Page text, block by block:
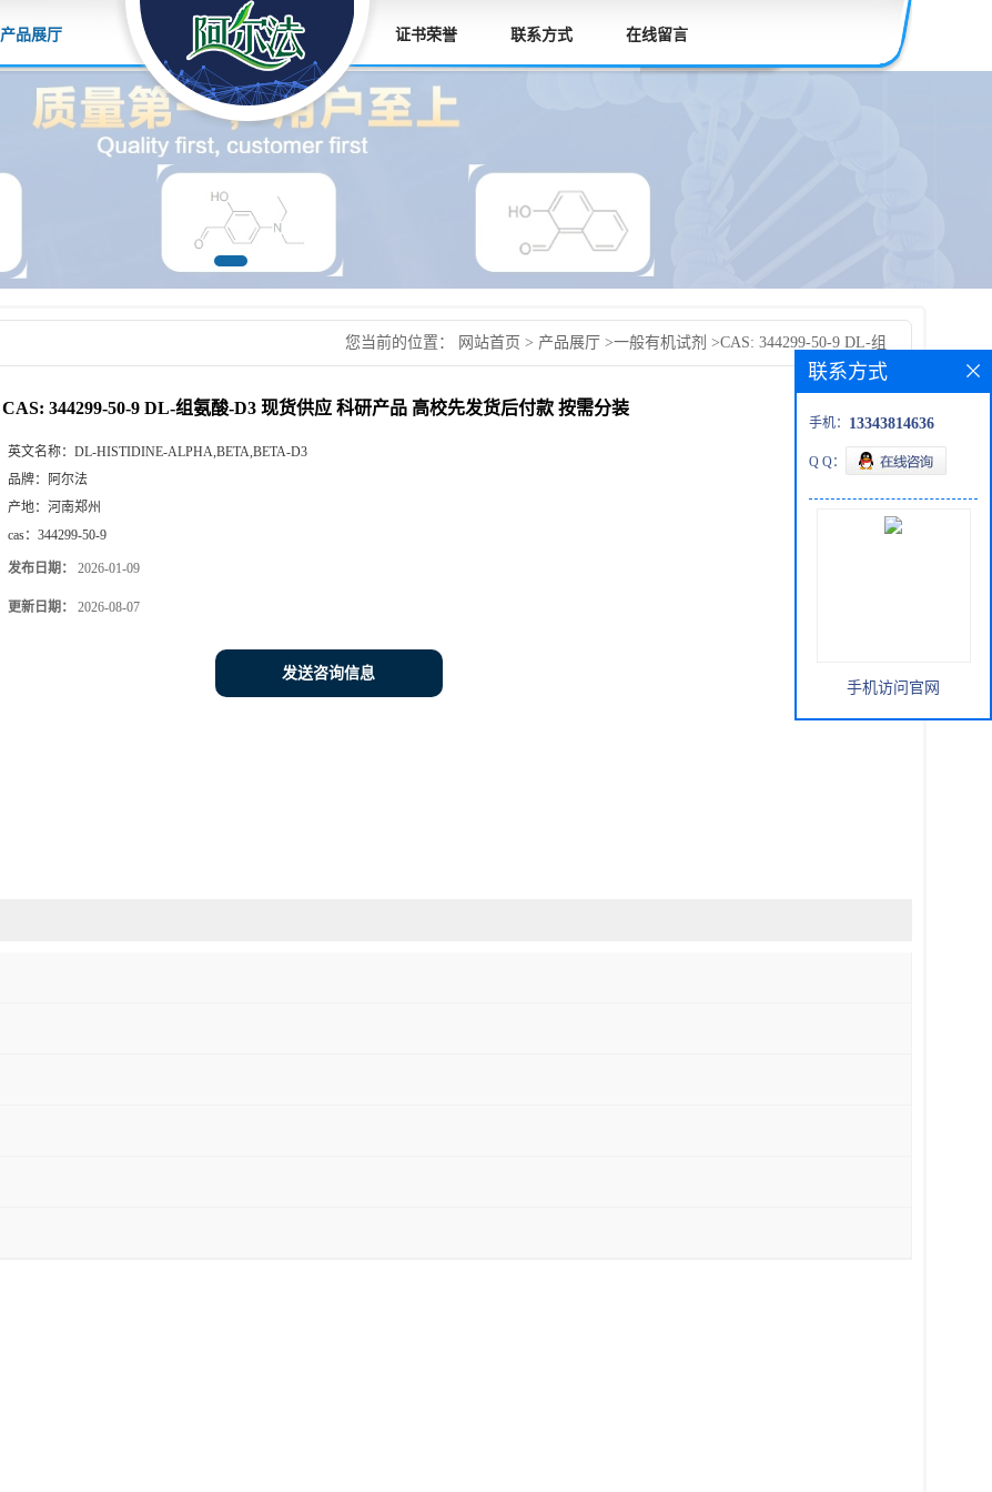
产品展厅 证书荣誉 联系方式 在线留言
您当前的位置： 网站首页 > 产品展厅 >一般有机试剂 >CAS: 344299-50-9 DL-组
CAS: 344299-50-9 DL-组氨酸-D3 现货供应 科研产品 高校先发货后付款 按需分装
英文名称： DL-HISTIDINE-ALPHA,BETA,BETA-D3
品牌： 阿尔法
产地： 河南郑州
cas： 344299-50-9
发布日期： 2026-01-09
更新日期： 2026-08-07
发送咨询信息
联系方式
手机： 13343814636
Q Q：
手机访问官网